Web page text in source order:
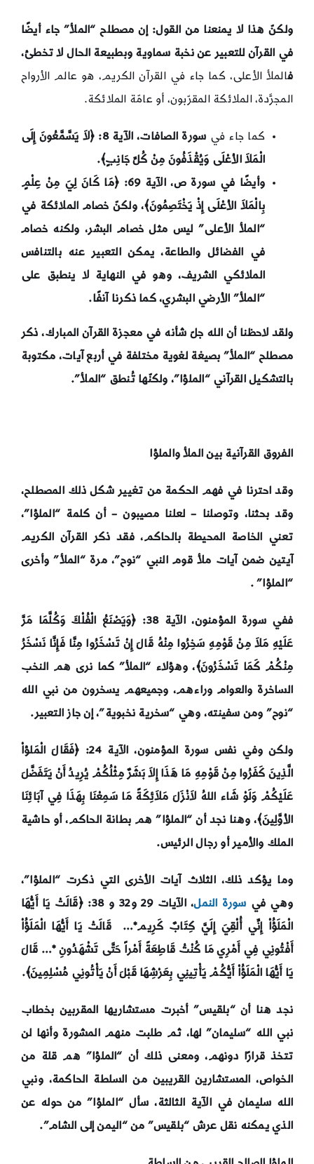
ولكنّ هذا لا يمنعنا من القول: إن مصطلح “الملأ” جاء أيضًا
في القرآن للتعبير عن نخبة سماوية وبطبيعة الحال لا تخطئ،
فالملأ الأعلى، كما جاء في القرآن الكريم، هو عالم الأرواح
المجرَّدة، الملائكة المقرّبون، أو عامّة الملائكة.
كما جاء في سورة الصافات، الآية 8: ﴿
لاَ يَسَّمَّعُونَ إِلَى
الْمَلاَ الأعْلَى وَيُقْذَفُونَ مِنْ كُلِّ جَانِبٍ﴾.
وأيضًا في سورة ص، الآية 69: ﴿
مَا كَانَ لِيَ مِنْ عِلْمٍ
بِالْمَلاَ الأعْلَى إِذْ يَخْتَصِمُونَ﴾، ولكنّ خصام الملائكة في
“الملأ الأعلى” ليس مثل خصام البشر، ولكنه خصام
في الفضائل والطاعة، يمكن التعبير عنه بالتنافس
الملائكي الشريف، وهو في النهاية لا ينطبق على
“الملأ” الأرضي البشري، كما ذكرنا آنفًا.
ولقد لاحظنا أن الله جلّ شأنه في معجزة القرآن المبارك، ذكر
مصطلح “الملأ” بصيغة لغوية مختلفة في أربع آيات، مكتوبة
بالتشكيل القرآني “الملؤا”، ولكنّها تُنطق “الملأ”.
الفروق القرآنية بين الملأ والملؤا
وقد احترنا في فهم الحكمة من تغيير شكل ذلك المصطلح،
وقد بحثنا، وتوصلنا – لعلنا مصيبون – أن كلمة “الملؤا”،
تعني الخاصة المحيطة بالحاكم، فقد ذكر القرآن الكريم
آيتين ضمن آيات ملأ قوم النبي “نوح”، مرة “الملأ” وأخرى
“الملؤا” .
ففي سورة المؤمنون، الآية 38: ﴿
وَيَصْنَعُ الْفُلْكَ وَكُلَّمَا مَرَّ
عَلَيْهِ مَلاَ مِنْ قَوْمِهِ سَخِرُوا مِنْهُ قَالَ إِنْ تَسْخَرُوا مِنَّا فَإِنَّا نَسْخَرُ
مِنْكُمْ كَمَا تَسْخَرُونَ﴾، وهؤلاء “الملأ” كما نرى هم النخب
الساخرة والعوام وراءهم، وجميعهم يسخرون من نبي الله
“نوح” ومن سفينته، وهي “سخرية نخبوية”، إن جاز التعبير.
ولكن وفي نفس سورة المؤمنون، الآية 24: ﴿
فَقَالَ الْمَلؤاْ
الَّذِينَ كَفَرُوا مِنْ قَوْمِهِ مَا هَذَا إِلاَ بَشَرٌ مِثْلُكُمْ يُرِيدُ أَنْ يَتَفَضَّلَ
عَلَيْكُمْ وَلَوْ شَاء اللهُ لاَنْزَلَ مَلاَئِكَةً مَا سَمِعْنَا بِهَذَا فِي آبَائِنَا
الأوَّلِينَ﴾، وهنا نجد أن “الملؤا” هم بطانة الحاكم، أو حاشية
الملك والأمير أو رجال الرئيس.
وما يؤكد ذلك، الثلاث آيات الأخرى التي ذكرت “الملؤا”،
وهي في سورة النمل، الآيات 29 و32 و 38: ﴿
قَالَتْ يَا أَيُّهَا
الْمَلَؤُاْ إِنِّي أُلْقِيَ إِلَيَّ كِتَابٌ كَرِيم*…
قَالَتْ يَا أَيُّهَا الْمَلَؤُاْ
أَفْتُونِي فِي أَمْرِي مَا كُنْتُ قَاطِعَةً أَمْراً حَتَّى تَشْهَدُونِ *… قَالَ
يَا أَيُّهَا الْمَلَؤُاْ أَيُّكُمْ يَأْتِينِي بِعَرْشِهَا قَبْلَ أَنْ يَأْتُونِي مُسْلِمِينَ﴾.
نجد هنا أن “بلقيس” أخبرت مستشاريها المقربين بخطاب
نبي الله “سليمان” لها، ثم طلبت منهم المشورة وأنها لن
تتخذ قرارًا دونهم، ومعنى ذلك أن “الملؤا” هم قلة من
الخواص، المستشارين القريبين من السلطة الحاكمة، ونبي
الله سليمان في الآية الثالثة، سأل “الملؤا” من حوله عن
الذي يمكنه نقل عرش “بلقيس” من “اليمن إلى الشام”.